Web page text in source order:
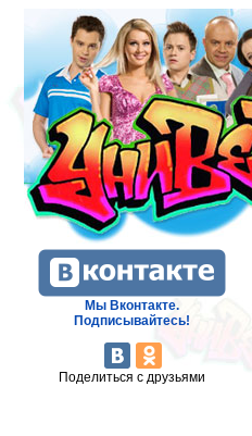
Мы Вконтакте.
Подписывайтесь!
Поделиться с друзьями